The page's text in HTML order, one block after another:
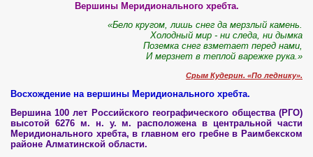
Вершины Меридионального хребта.
«Бело кругом, лишь снег да мерзлый камень.
Холодный мир - ни следа, ни дымка
Поземка снег взметает перед нами,
И мерзнет в теплой варежке рука.»
Срым Кудерин. «По леднику».
Восхождение на вершины Меридионального хребта.
Вершина 100 лет Российского географического общества (РГО)
высотой 6276 м. н. у. м. расположена в центральной части
Меридионального хребта, в главном его гребне в Раимбекском
районе Алматинской области.